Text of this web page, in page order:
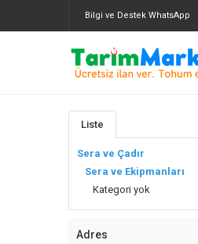
Bilgi ve Destek WhatsApp
Liste
Sera ve Çadır
Sera ve Ekipmanları
Kategori yok
Adres